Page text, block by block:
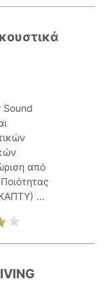
Sound
από
...